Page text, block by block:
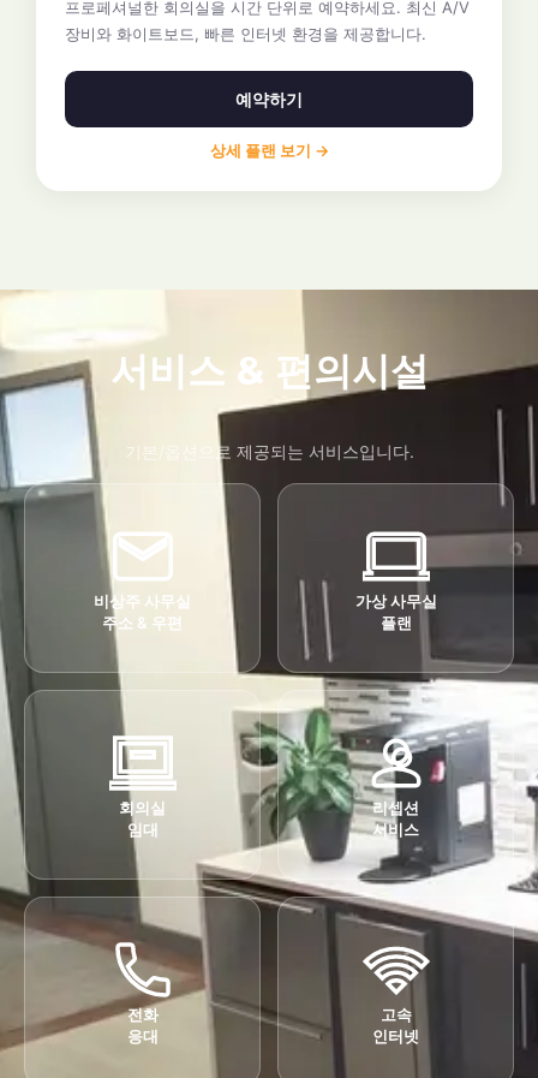
프로페셔널한 회의실을 시간 단위로 예약하세요. 최신 A/V
장비와 화이트보드, 빠른 인터넷 환경을 제공합니다.
예약하기
상세 플랜 보기 →
서비스 & 편의시설
기본/옵션으로 제공되는 서비스입니다.
비상주 사무실
주소 & 우편
가상 사무실
플랜
회의실
임대
리셉션
서비스
전화
응대
고속
인터넷